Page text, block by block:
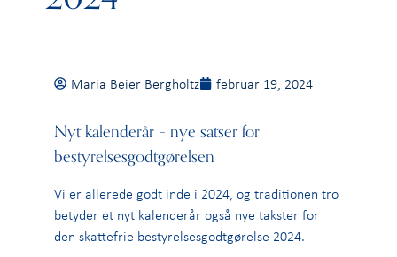
Maria Beier Bergholtz februar 19, 2024
Nyt kalenderår – nye satser for
bestyrelsesgodtgørelsen
Vi er allerede godt inde i 2024, og traditionen tro
betyder et nyt kalenderår også nye takster for
den skattefrie bestyrelsesgodtgørelse 2024.